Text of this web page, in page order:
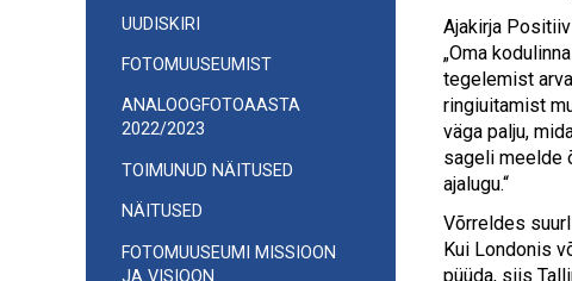
UUDISKIRI
FOTOMUUSEUMIST
ANALOOGFOTOAASTA
2022/2023
TOIMUNUD NÄITUSED
NÄITUSED
FOTOMUUSEUMI MISSIOON
JA VISIOON
Ajakirja
„Oma
tegelemist
ringiuitamist
väga palju,
sageli meelde
ajalugu.“
Võrreldes
Kui Londonis
püüda, siis